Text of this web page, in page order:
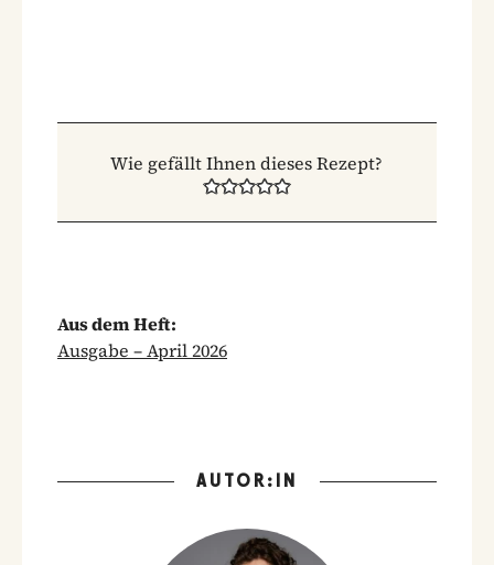
Wie gefällt Ihnen dieses Rezept?
Aus dem Heft:
Ausgabe – April 2026
AUTOR:IN